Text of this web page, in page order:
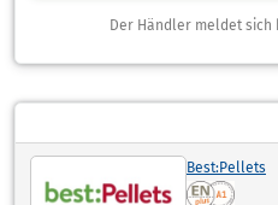
Der Händler meldet sich
Best:Pellets